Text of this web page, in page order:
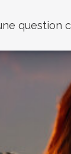
question